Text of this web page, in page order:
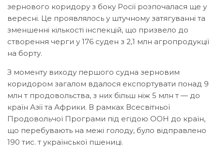
зернового коридору з боку Росії розпочалася ще у
вересні. Це проявлялось у штучному затягуванні та
зменшенні кількості інспекцій, що призвело до
створення черги у 176 суден з 2,1 млн агропродукції
на борту.
З моменту виходу першого судна зерновим
коридором загалом вдалося експортувати понад 9
млн т продовольства, з них більш ніж 5 млн т — до
країн Азії та Африки. В рамках Всесвітньої
Продовольчої Програми під егідою ООН до країн,
що перебувають на межі голоду, було відправлено
190 тис. т української пшениці.